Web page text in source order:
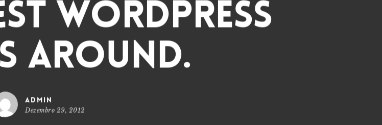
WordPress
Around.
admin
Dezembro 29, 2012